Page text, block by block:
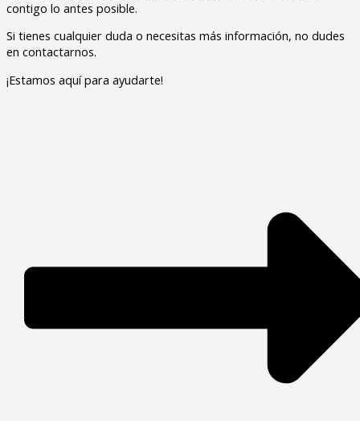
contigo lo antes posible.
Si tienes cualquier duda o necesitas más información, no dudes
en contactarnos.
¡Estamos aquí para ayudarte!